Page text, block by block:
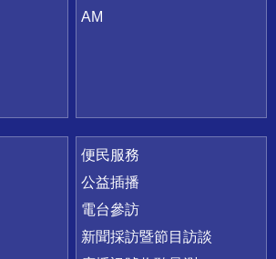
AM
便民服務
公益插播
電台參訪
新聞採訪暨節目訪談